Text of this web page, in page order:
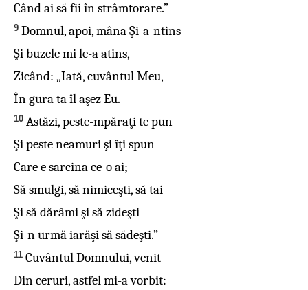
Când ai să fii în strâmtorare.”
9 Domnul, apoi, mâna Şi-a-ntins
Şi buzele mi le-a atins,
Zicând: „Iată, cuvântul Meu,
În gura ta îl aşez Eu.
10 Astăzi, peste-mpăraţi te pun
Şi peste neamuri şi îţi spun
Care e sarcina ce-o ai;
Să smulgi, să nimiceşti, să tai
Şi să dărâmi şi să zideşti
Şi-n urmă iarăşi să sădeşti.”
11 Cuvântul Domnului, venit
Din ceruri, astfel mi-a vorbit: